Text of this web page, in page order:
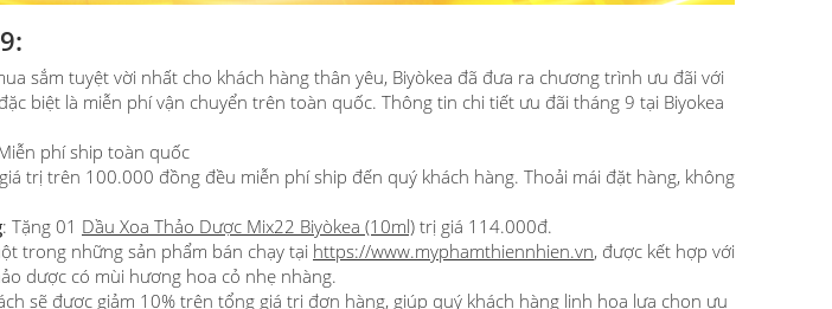
sắm tuyệt vời nhất cho khách hàng thân yêu, Biyòkea đã đưa ra chương trình ưu đãi với
biệt là miễn phí vận chuyển trên toàn quốc. Thông tin chi tiết ưu đãi tháng 9 tại Biyokea
phí ship toàn quốc
trị trên 100.000 đồng đều miễn phí ship đến quý khách hàng. Thoải mái đặt hàng, không
: Tặng 01 Dầu Xoa Thảo Dược Mix22 Biyòkea (10ml) trị giá 114.000đ.
trong những sản phẩm bán chạy tại https://www.myphamthiennhien.vn, được kết hợp với
dược có mùi hương hoa cỏ nhẹ nhàng.
sẽ được giảm 10% trên tổng giá trị đơn hàng, giúp quý khách hàng linh họa lựa chọn ưu